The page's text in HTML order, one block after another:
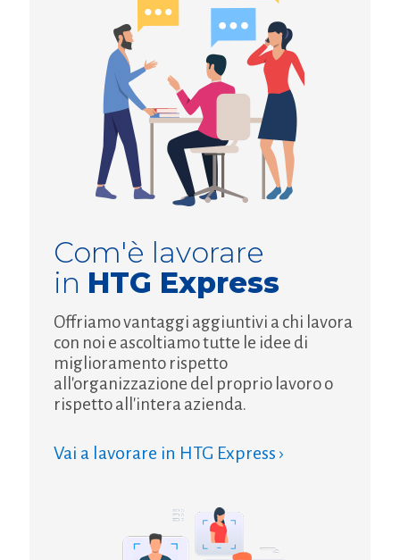
Com'è lavorare
in HTG Express
Offriamo vantaggi aggiuntivi a chi lavora
con noi e ascoltiamo tutte le idee di
miglioramento rispetto
all'organizzazione del proprio lavoro o
rispetto all'intera azienda.
Vai a lavorare in HTG Express ›